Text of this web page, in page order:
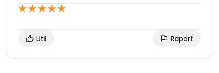
Util Raport